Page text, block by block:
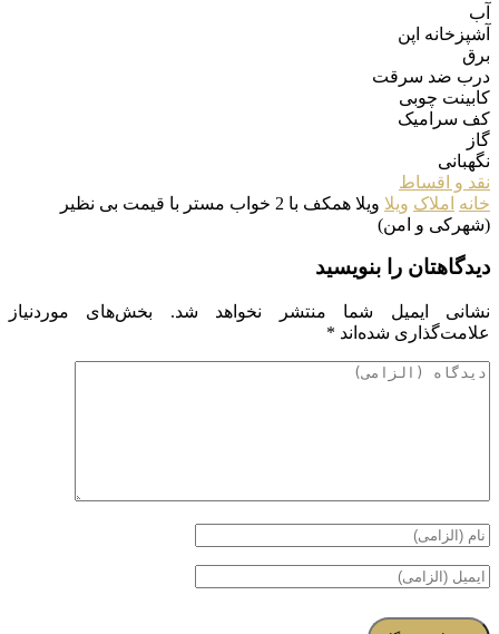
آب
آشپزخانه اپن
برق
درب ضد سرقت
کابینت چوبی
کف سرامیک
گاز
نگهبانی
نقد و اقساط
خانه املاک ویلا
ویلا همکف با 2 خواب مستر با قیمت بی نظیر
(شهرکی و امن)
دیدگاهتان را بنویسید
نشانی ایمیل شما منتشر نخواهد شد.
بخش‌های موردنیاز
علامت‌گذاری شده‌اند *